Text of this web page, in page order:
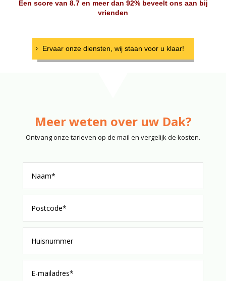
Een score van 8.7 en meer dan 92% beveelt ons aan bij
vrienden
Ervaar onze diensten, wij staan voor u klaar!
Meer weten over uw Dak?
Ontvang onze tarieven op de mail en vergelijk de kosten.